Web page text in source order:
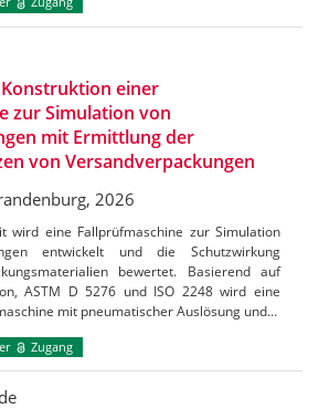
einer
zur Simulation von
mit Ermittlung der
von Versandverpackungen
2026
wird eine Fallprüfmaschine zur Simulation
entwickelt und die Schutzwirkung
bewertet. Basierend auf
ASTM D 5276 und ISO 2248 wird eine
mit pneumatischer Auslösung und…
Zugang